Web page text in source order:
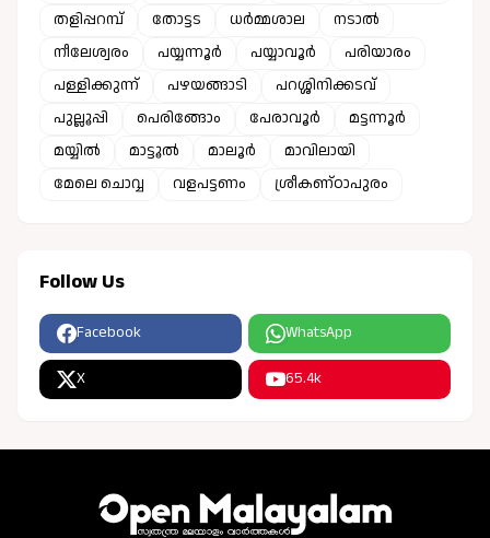
തളിപ്പറമ്പ്
തോട്ടട ധർമ്മശാല
നടാൽ
നീലേശ്വരം
പയ്യന്നൂർ പയ്യാവൂർ
പരിയാരം
പള്ളിക്കുന്ന്
പഴയങ്ങാടി
പറശ്ശിനിക്കടവ്
പുല്ലൂപ്പി
പെരിങ്ങോം പേരാവൂർ
മട്ടന്നൂർ
മയ്യിൽ
മാട്ടൂൽ മാലൂർ
മാവിലായി
മേലെ ചൊവ്വ
വളപട്ടണം ശ്രീകണ്ഠാപുരം
Follow Us
Facebook WhatsApp
X 65.4k